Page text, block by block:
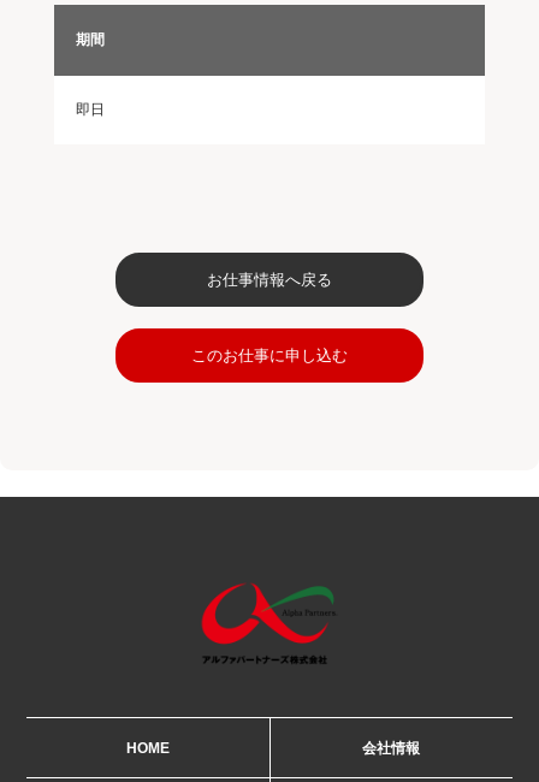
期間
即日
お仕事情報へ戻る
このお仕事に申し込む
HOME 会社情報